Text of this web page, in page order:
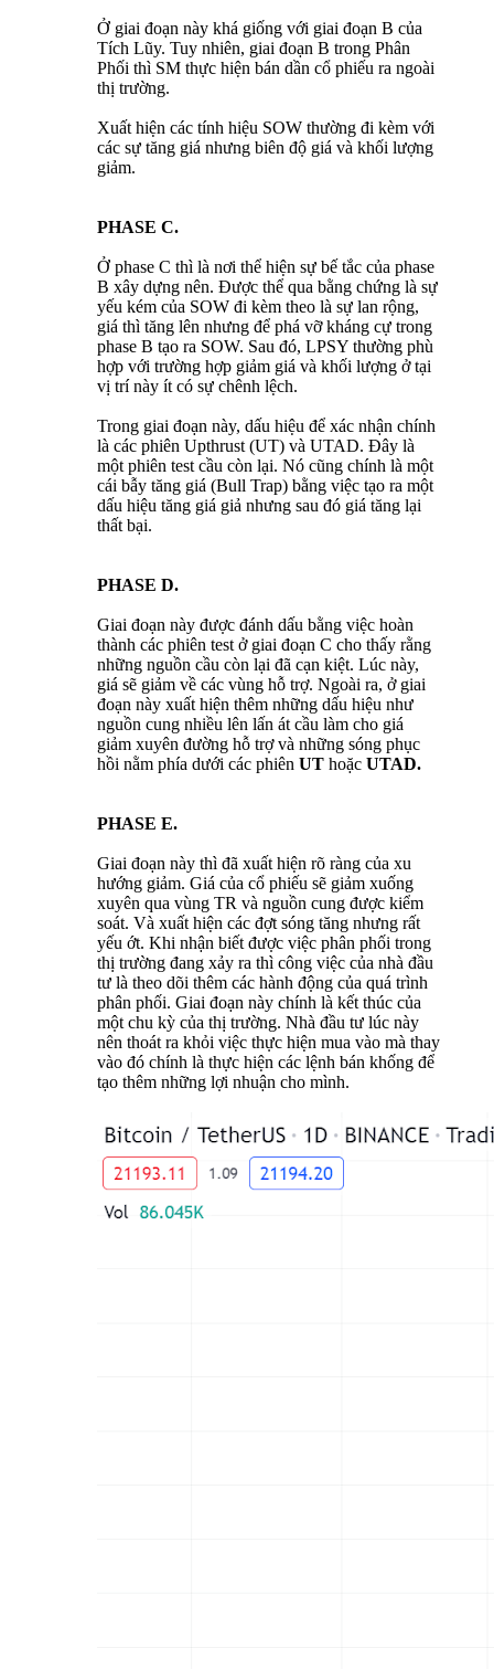
Ở giai đoạn này khá giống với giai đoạn B của
Tích Lũy. Tuy nhiên, giai đoạn B trong Phân
Phối thì SM thực hiện bán dần cổ phiếu ra ngoài
thị trường.
Xuất hiện các tính hiệu SOW thường đi kèm với
các sự tăng giá nhưng biên độ giá và khối lượng
giảm.
PHASE C.
Ở phase C thì là nơi thể hiện sự bế tắc của phase
B xây dựng nên. Được thể qua bằng chứng là sự
yếu kém của SOW đi kèm theo là sự lan rộng,
giá thì tăng lên nhưng để phá vỡ kháng cự trong
phase B tạo ra SOW. Sau đó, LPSY thường phù
hợp với trường hợp giảm giá và khối lượng ở tại
vị trí này ít có sự chênh lệch.
Trong giai đoạn này, dấu hiệu để xác nhận chính
là các phiên Upthrust (UT) và UTAD. Đây là
một phiên test cầu còn lại. Nó cũng chính là một
cái bẫy tăng giá (Bull Trap) bằng việc tạo ra một
dấu hiệu tăng giá giả nhưng sau đó giá tăng lại
thất bại.
PHASE D.
Giai đoạn này được đánh dấu bằng việc hoàn
thành các phiên test ở giai đoạn C cho thấy rằng
những nguồn cầu còn lại đã cạn kiệt. Lúc này,
giá sẽ giảm về các vùng hỗ trợ. Ngoài ra, ở giai
đoạn này xuất hiện thêm những dấu hiệu như
nguồn cung nhiều lên lấn át cầu làm cho giá
giảm xuyên đường hỗ trợ và những sóng phục
hồi nằm phía dưới các phiên UT hoặc UTAD.
PHASE E.
Giai đoạn này thì đã xuất hiện rõ ràng của xu
hướng giảm. Giá của cổ phiếu sẽ giảm xuống
xuyên qua vùng TR và nguồn cung được kiểm
soát. Và xuất hiện các đợt sóng tăng nhưng rất
yếu ớt. Khi nhận biết được việc phân phối trong
thị trường đang xảy ra thì công việc của nhà đầu
tư là theo dõi thêm các hành động của quá trình
phân phối. Giai đoạn này chính là kết thúc của
một chu kỳ của thị trường. Nhà đầu tư lúc này
nên thoát ra khỏi việc thực hiện mua vào mà thay
vào đó chính là thực hiện các lệnh bán khống để
tạo thêm những lợi nhuận cho mình.